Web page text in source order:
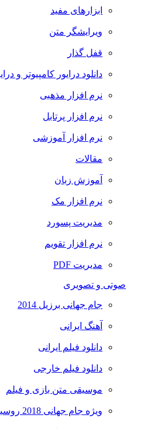
ابزارهای مفید
ویرایشگر متن
قفل گذار
دانلود درایور کامپیوتر و
نرم افزار مذهبی
نرم افزار پرتابل
نرم افزار آموزشی
مقالات
آموزش زبان
نرم افزار مک
مدیریت پسورد
نرم افزار تقویم
مدیریت PDF
صوتی و تصویری
جام جهانی برزیل 2014
آهنگ ایرانی
دانلود فیلم ایرانی
دانلود فیلم خارجی
موسیقی متن بازی و فیلم
ویژه جام جهانی 2018 روسیه